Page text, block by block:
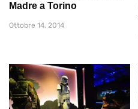
Madre a Torino
Ottobre 14, 2014